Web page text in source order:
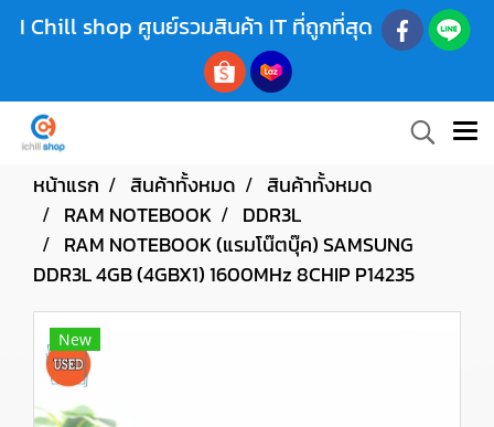
I Chill shop ศูนย์รวมสินค้า IT ที่ถูกที่สุด
หน้าแรก สินค้าทั้งหมด
สินค้าทั้งหมด
RAM NOTEBOOK
DDR3L
RAM NOTEBOOK (แรมโน๊ตบุ๊ค) SAMSUNG
DDR3L 4GB (4GBX1) 1600MHz 8CHIP P14235
New